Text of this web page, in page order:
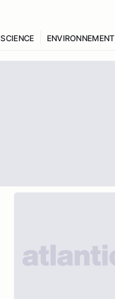
SCIENCE ENVIRONNEMENT